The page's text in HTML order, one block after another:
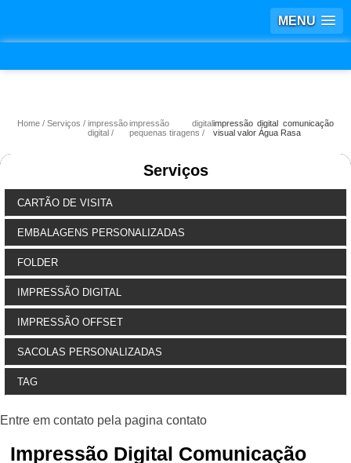
MENU
Home Serviços
impressão
digital
impressão digital
pequenas tiragens
impressão digital comunicação
visual valor Água Rasa
Serviços
CARTÃO DE VISITA
EMBALAGENS PERSONALIZADAS
FOLDER
IMPRESSÃO DIGITAL
IMPRESSÃO OFFSET
SACOLAS PERSONALIZADAS
TAG
Impressão Digital Comunicação